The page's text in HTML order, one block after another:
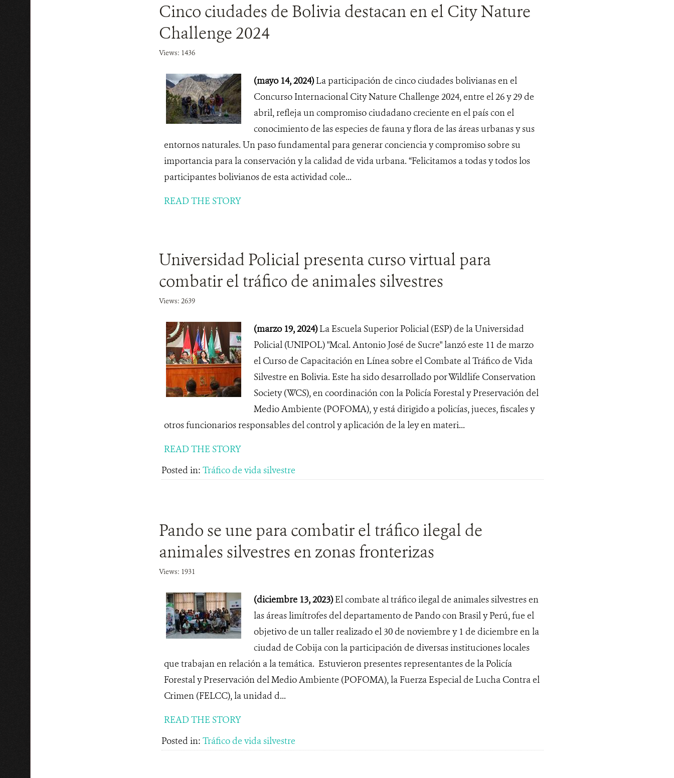
Cinco ciudades de Bolivia destacan en el City Nature
Challenge 2024
Views: 1436
(mayo 14, 2024)La participación de cinco ciudades bolivianas en el
Concurso Internacional City Nature Challenge 2024, entre el 26 y 29 de
abril, refleja un compromiso ciudadano creciente en el país con el
conocimiento de las especies de fauna y flora de las áreas urbanas y sus
entornos naturales. Un paso fundamental para generar conciencia y compromiso sobre su
importancia para la conservación y la calidad de vida urbana. “Felicitamos a todas y todos los
participantes bolivianos de esta actividad cole...
READ THE STORY
Universidad Policial presenta curso virtual para
combatir el tráfico de animales silvestres
Views: 2639
(marzo 19, 2024)La Escuela Superior Policial (ESP) de la Universidad
Policial (UNIPOL) "Mcal. Antonio José de Sucre" lanzó este 11 de marzo
el Curso de Capacitación en Línea sobre el Combate al Tráfico de Vida
Silvestre en Bolivia. Este ha sido desarrollado por Wildlife Conservation
Society (WCS), en coordinación con la Policía Forestal y Preservación del
Medio Ambiente (POFOMA), y está dirigido a policías, jueces, fiscales y
otros funcionarios responsables del control y aplicación de la ley en materi...
READ THE STORY
Posted in: Tráfico de vida silvestre
Pando se une para combatir el tráfico ilegal de
animales silvestres en zonas fronterizas
Views: 1931
(diciembre 13, 2023)El combate al tráfico ilegal de animales silvestres en
las áreas limítrofes del departamento de Pando con Brasil y Perú, fue el
objetivo de un taller realizado el 30 de noviembre y 1 de diciembre en la
ciudad de Cobija con la participación de diversas instituciones locales
que trabajan en relación a la temática. Estuvieron presentes representantes de la Policía
Forestal y Preservación del Medio Ambiente (POFOMA), la Fuerza Especial de Lucha Contra el
Crimen (FELCC), la unidad d...
READ THE STORY
Posted in: Tráfico de vida silvestre